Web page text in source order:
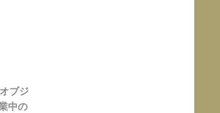
ブジ
中の